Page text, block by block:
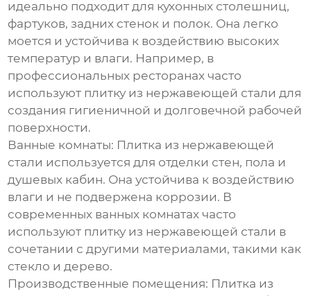
идеально подходит для кухонных столешниц,
фартуков, задних стенок и полок. Она легко
моется и устойчива к воздействию высоких
температур и влаги. Например, в
профессиональных ресторанах часто
используют плитку из нержавеющей стали для
создания гигиеничной и долговечной рабочей
поверхности.
Ванные комнаты: Плитка из нержавеющей
стали используется для отделки стен, пола и
душевых кабин. Она устойчива к воздействию
влаги и не подвержена коррозии. В
современных ванных комнатах часто
используют плитку из нержавеющей стали в
сочетании с другими материалами, такими как
стекло и дерево.
Производственные помещения: Плитка из